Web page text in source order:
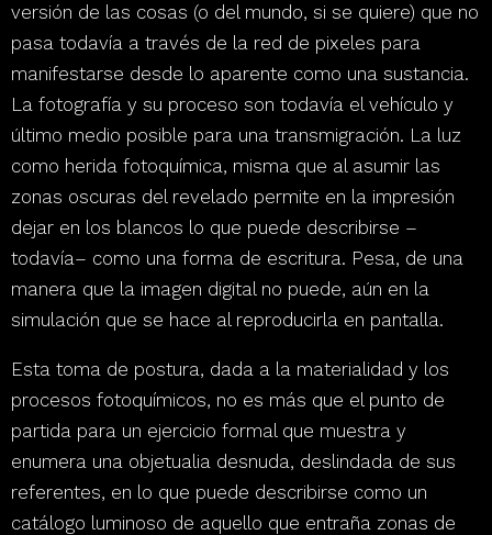
versión de las cosas (o del mundo, si se quiere) que no
pasa todavía a través de la red de pixeles para
manifestarse desde lo aparente como una sustancia.
La fotografía y su proceso son todavía el vehículo y
último medio posible para una transmigración. La luz
como herida fotoquímica, misma que al asumir las
zonas oscuras del revelado permite en la impresión
dejar en los blancos lo que puede describirse –
todavía– como una forma de escritura. Pesa, de una
manera que la imagen digital no puede, aún en la
simulación que se hace al reproducirla en pantalla.
Esta toma de postura, dada a la materialidad y los
procesos fotoquímicos, no es más que el punto de
partida para un ejercicio formal que muestra y
enumera una objetualia desnuda, deslindada de sus
referentes, en lo que puede describirse como un
catálogo luminoso de aquello que entraña zonas de